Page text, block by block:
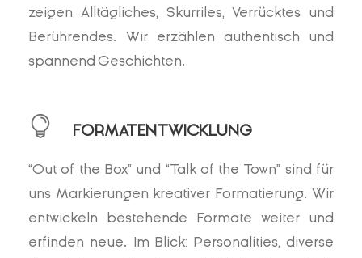
zeigen Alltägliches, Skurriles, Verrücktes und
Berührendes. Wir erzählen authentisch und
spannend Geschichten.
FORMATENTWICKLUNG
“Out of the Box” und “Talk of the Town” sind für
uns Markierungen kreativer Formatierung. Wir
entwickeln bestehende Formate weiter und
erfinden neue. Im Blick: Personalities, diverse